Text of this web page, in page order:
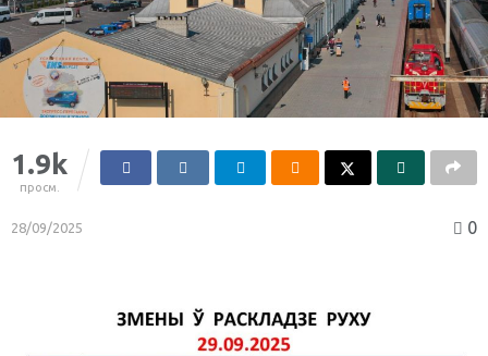
1.9k
просм.
28/09/2025 0